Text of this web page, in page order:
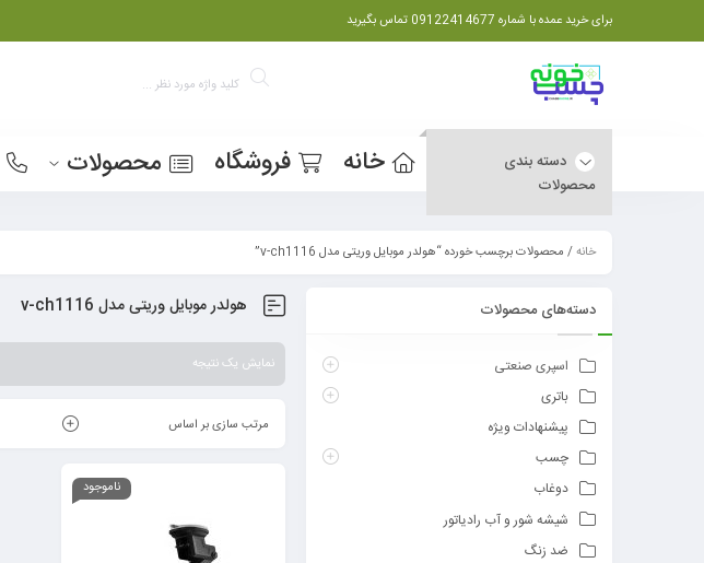
برای خرید عمده با شماره 09122414677 تماس بگیرید
دسته بندی
محصولات
خانه فروشگاه محصولات
خانه/ محصولات برچسب خورده “هولدر موبایل وریتی مدل v-ch1116”
هولدر موبایل وریتی مدل v-ch1116
نمایش یک نتیجه
مرتب سازی بر اساس
ناموجود
دسته‌های محصولات
اسپری صنعتی
باتری
پیشنهادات ویژه
چسب
دوغاب
شیشه شور و آب رادیاتور
ضد زنگ